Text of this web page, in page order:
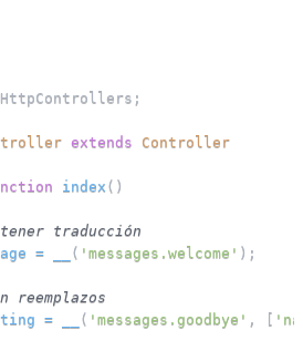
;
extends Controller
index ( )
traducción
= ( 'messages.welcome' ) ;
reemplazos
= ( 'messages.goodbye' , [